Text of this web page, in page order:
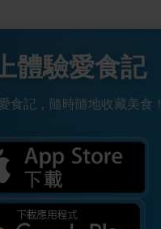
體驗愛食記
食記，隨時隨地收藏美食！